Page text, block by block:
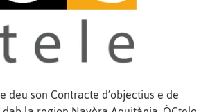
deu son Contracte d’objectius e de